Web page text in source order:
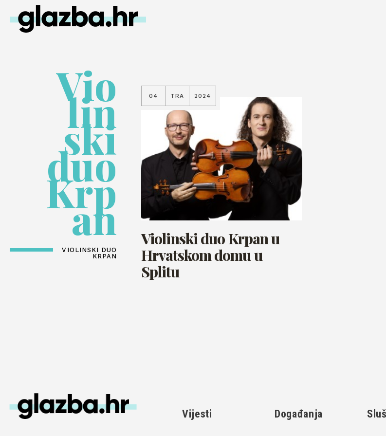
Vio
lin
ski
duo
Krp
an
VIOLINSKI DUO
KRPAN
04 TRA 2024
Violinski duo Krpan u
Hrvatskom domu u
Splitu
Vijesti Događanja